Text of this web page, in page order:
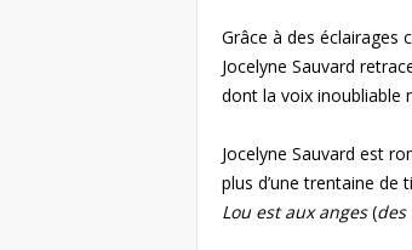
Grâce à des éclairages
Jocelyne Sauvard
dont la voix inoubliable
Jocelyne Sauvard est
plus d’une trentaine de
Lou est aux anges(des